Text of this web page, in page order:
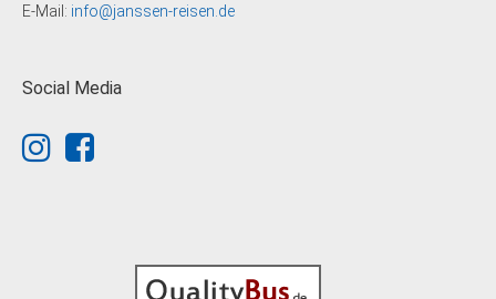
E-Mail: info@janssen-reisen.de
Social Media